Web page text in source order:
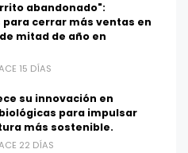
abandonado":
cerrar más ventas en
mitad de año en
15 DÍAS
su innovación en
para impulsar
más sostenible.
22 DÍAS